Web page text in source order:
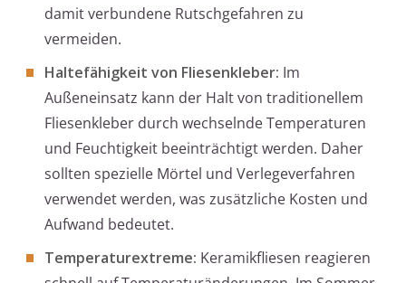
damit verbundene Rutschgefahren zu
vermeiden.
Haltefähigkeit von Fliesenkleber: Im
Außeneinsatz kann der Halt von traditionellem
Fliesenkleber durch wechselnde Temperaturen
und Feuchtigkeit beeinträchtigt werden. Daher
sollten spezielle Mörtel und Verlegeverfahren
verwendet werden, was zusätzliche Kosten und
Aufwand bedeutet.
Temperaturextreme: Keramikfliesen reagieren